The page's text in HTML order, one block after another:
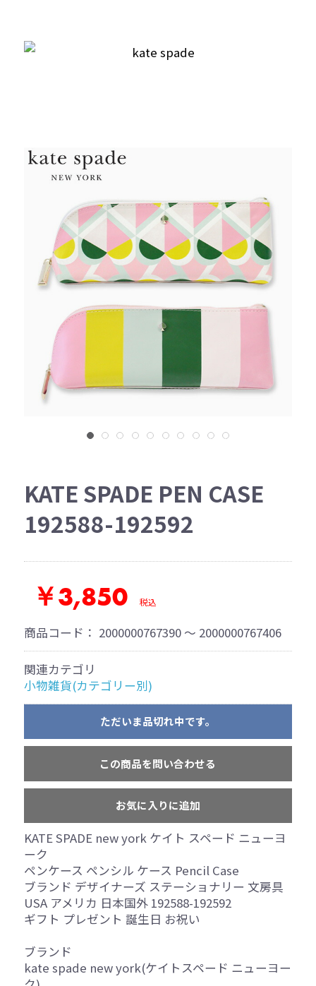
KATE SPADE PEN CASE
192588-192592
￥3,850 税込
商品コード： 2000000767390 ～ 2000000767406
関連カテゴリ
小物雑貨(カテゴリー別)
ただいま品切れ中です。
この商品を問い合わせる
お気に入りに追加
KATE SPADE new york ケイト スペード ニューヨ
ーク
ペンケース ペンシル ケース Pencil Case
ブランド デザイナーズ ステーショナリー 文房具
USA アメリカ 日本国外 192588-192592
ギフト プレゼント 誕生日 お祝い
ブランド
kate spade new york(ケイトスペード ニューヨー